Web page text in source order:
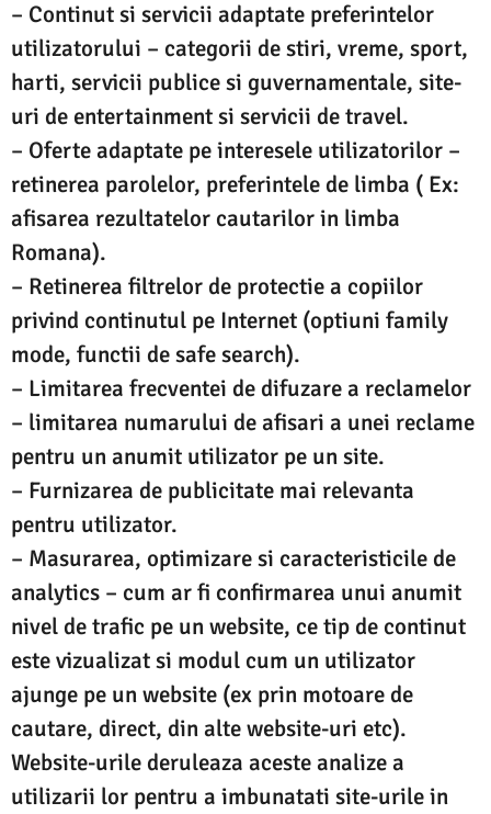
– Continut si servicii adaptate preferintelor
utilizatorului – categorii de stiri, vreme, sport,
harti, servicii publice si guvernamentale, site-
uri de entertainment si servicii de travel.
– Oferte adaptate pe interesele utilizatorilor –
retinerea parolelor, preferintele de limba ( Ex:
afisarea rezultatelor cautarilor in limba
Romana).
– Retinerea filtrelor de protectie a copiilor
privind continutul pe Internet (optiuni family
mode, functii de safe search).
– Limitarea frecventei de difuzare a reclamelor
– limitarea numarului de afisari a unei reclame
pentru un anumit utilizator pe un site.
– Furnizarea de publicitate mai relevanta
pentru utilizator.
– Masurarea, optimizare si caracteristicile de
analytics – cum ar fi confirmarea unui anumit
nivel de trafic pe un website, ce tip de continut
este vizualizat si modul cum un utilizator
ajunge pe un website (ex prin motoare de
cautare, direct, din alte website-uri etc).
Website-urile deruleaza aceste analize a
utilizarii lor pentru a imbunatati site-urile in